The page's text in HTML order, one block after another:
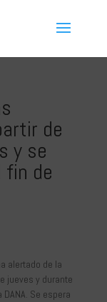
de
y se
fin de
alertado de la
jueves y durante
Se espera